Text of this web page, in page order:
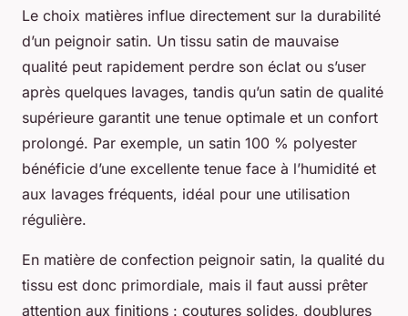
Le choix matières influe directement sur la durabilité
d’un peignoir satin. Un tissu satin de mauvaise
qualité peut rapidement perdre son éclat ou s’user
après quelques lavages, tandis qu’un satin de qualité
supérieure garantit une tenue optimale et un confort
prolongé. Par exemple, un satin 100 % polyester
bénéficie d’une excellente tenue face à l’humidité et
aux lavages fréquents, idéal pour une utilisation
régulière.
En matière de confection peignoir satin, la qualité du
tissu est donc primordiale, mais il faut aussi prêter
attention aux finitions : coutures solides, doublures